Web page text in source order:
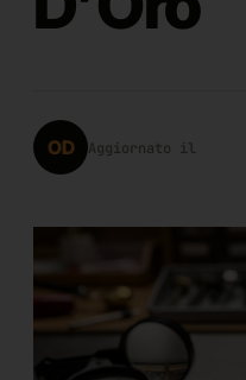
OD Aggiornato il